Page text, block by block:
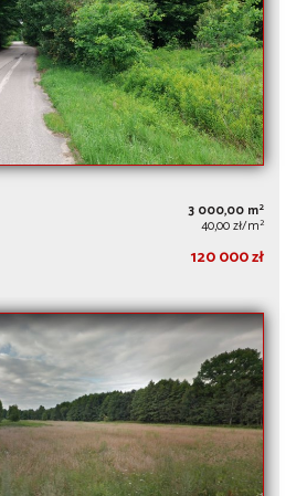
3 000,00 m2
40,00 zł/m2
120 000 zł